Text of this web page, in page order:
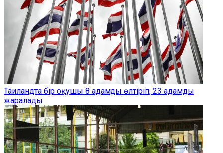
Таиландта бір оқушы 8 адамды өлтіріп, 23 адамды
жаралады